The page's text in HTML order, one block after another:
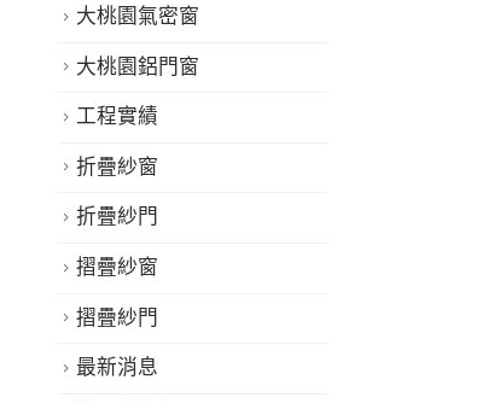
大桃園氣密窗
大桃園鋁門窗
工程實績
折疊紗窗
折疊紗門
摺疊紗窗
摺疊紗門
最新消息